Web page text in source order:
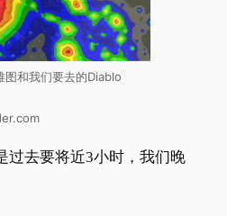
图和我们要去的Diablo
过去要将近3小时，我们晚